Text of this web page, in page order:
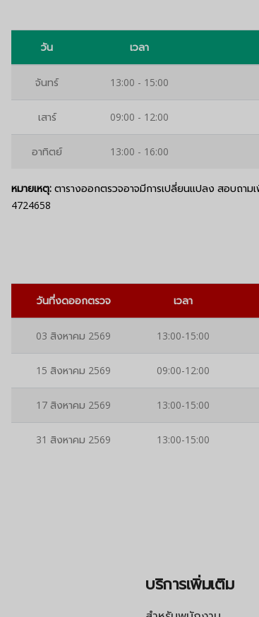
วัน เวลา
จันทร์ 13:00 - 15:00
เสาร์ 09:00 - 12:00
อาทิตย์ 13:00 - 16:00
หมายเหตุ: ตารางออกตรวจอาจมีการเปลี่ยนแปลง สอบถาม
4724658
วันที่งดออกตรวจ เวลา
03 สิงหาคม 2569 13:00-15:00
15 สิงหาคม 2569 09:00-12:00
17 สิงหาคม 2569 13:00-15:00
31 สิงหาคม 2569 13:00-15:00
บริการเพิ่มเติม